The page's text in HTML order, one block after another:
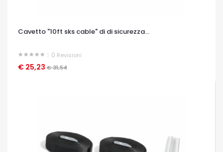
Cavetto "10ft sks cable" di di sicurezza...
0 Revisioni
€ 25,23 € 31,54
OCCHIATA VELOCE